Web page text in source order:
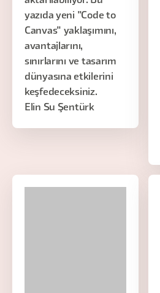
yazıda yeni "Code to
Canvas" yaklaşımını,
avantajlarını,
sınırlarını ve tasarım
dünyasına etkilerini
keşfedeceksiniz.
Elin Su Şentürk